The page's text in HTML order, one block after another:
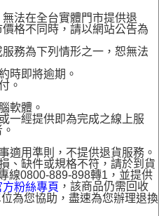
無法在全台實體門市提供退
格不同時，請以網站公告為
服務為下列情形之一，恕無法
時即將逾期。
。
軟體。
一經提供即為完成之線上服
適用準則，不提供退貨服務。
、缺件或規格不符，請於到貨
線0800-889-898轉1，並提供
方粉絲專頁 ，該商品仍需回收
為您協助，盡速為您辦理退換